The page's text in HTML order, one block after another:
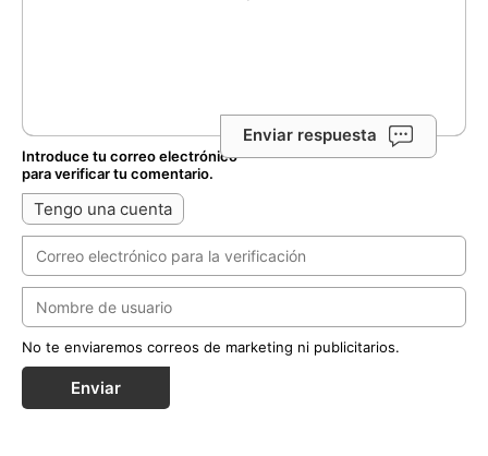
Enviar respuesta
Introduce tu correo electrónico
para verificar tu comentario.
Tengo una cuenta
No te enviaremos correos de marketing ni publicitarios.
Enviar